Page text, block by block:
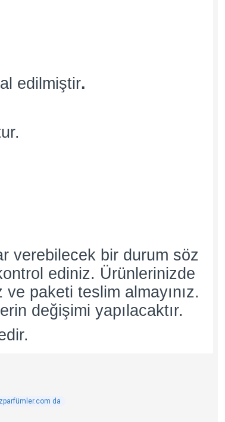
edilmiştir.
verebilecek bir durum söz
ediniz. Ürünlerinizde
paketi teslim almayınız.
değişimi yapılacaktır.
da